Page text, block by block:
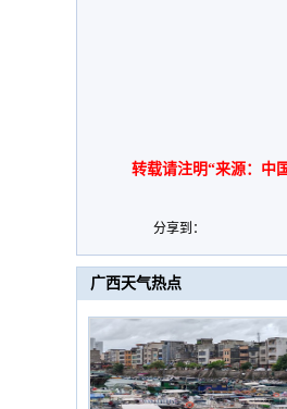
转载请注明“来源：中
分享到：
广西天气热点